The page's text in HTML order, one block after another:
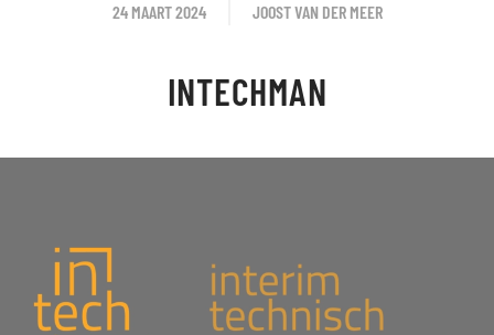
24 MAART 2024 JOOST VAN DER MEER
INTECHMAN